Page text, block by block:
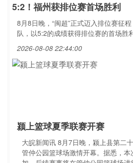
5:2！福州获排位赛首场胜利
8月8日晚，“闽超”正式迈入排位赛征
队，以5:2的成绩获得排位赛的首场胜利
2026-08-08 22:44:00
颍上篮球夏季联赛开赛
大皖新闻讯 8月7日晚，颍上县第二
管仲公园篮球场激情开幕。据悉，